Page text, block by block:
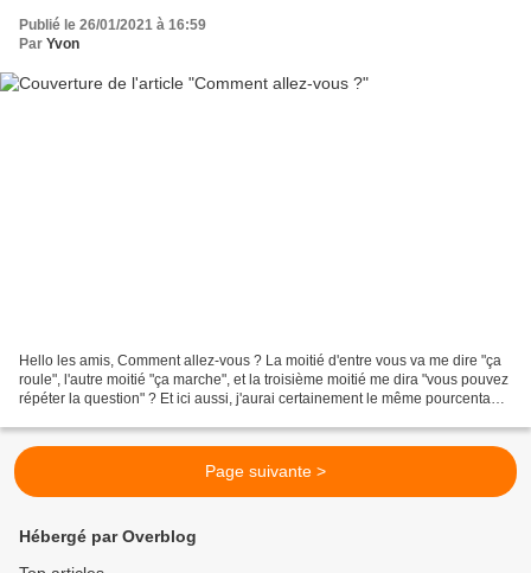
Publié le 26/01/2021 à 16:59
Par Yvon
Hello les amis, Comment allez-vous ? La moitié d'entre vous va me dire "ça
roule", l'autre moitié "ça marche", et la troisième moitié me dira "vous pouvez
répéter la question" ? Et ici aussi, j'aurai certainement le même pourcentage
Page suivante >
Hébergé par Overblog